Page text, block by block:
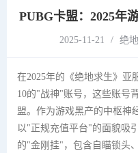
PUBG卡盟：2025年
2025-11-21 / 绝
在2025年的《绝地求生》亚
10的"战神"账号，这些账号
盟。作为游戏黑产的中枢神
以"正规充值平台"的面貌吸
的"金刚挂"，包含自瞄锁头